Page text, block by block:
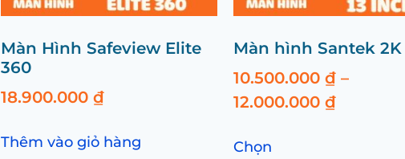
Màn Hình Safeview Elite
360
18.900.000 ₫
Thêm vào giỏ hàng
Màn hình Santek 2K
10.500.000 ₫ –
12.000.000 ₫
Chọn